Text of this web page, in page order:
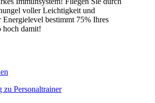
voller Leichtigkeit und
Energielevel bestimmt 75% Ihres
hoch damit!
zu Personaltrainer